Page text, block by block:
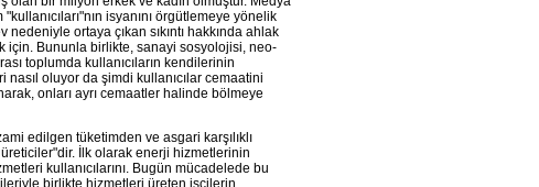
isyanını örgütlemeye yönelik
ortaya çıkan sıkıntı hakkında ahlak
için. Bununla birlikte, sanayi sosyolojisi, neo-
toplumda kullanıcıların kendilerinin
oluyor da şimdi kullanıcılar cemaatini
onları ayrı cemaatler halinde bölmeye
edilgen tüketimden ve asgari karşılıklı
İlk olarak enerji hizmetlerinin
kullanıcılarını. Bugün mücadelede bu
birlikte hizmetleri üreten işçilerin